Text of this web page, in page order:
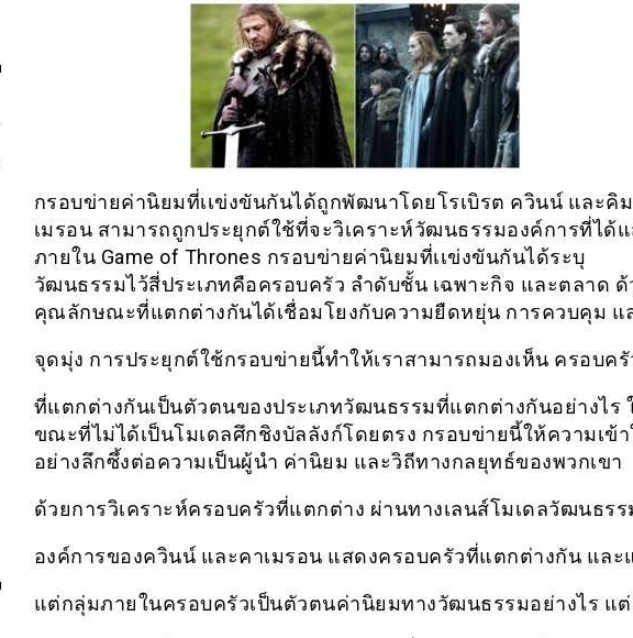
กรอบข่ายค่านิยมที่เเข่งขันกันได้ถูกพัฒนาโดยโรเบิรต ควินน์ และคิ
เมรอน สามารถถูกประยุกต์ใช้ที่จะวิเคราะห์วัฒนธรรมองค์การที่ได้
ภายใน Game of Thrones กรอบข่ายค่านิยมที่เเข่งขันกันได้ระบุ
วัฒนธรรมไว้สี่ประเภทคือครอบครัว ลำดับชั้น เฉพาะกิจ และตลาด ด้
คุณลักษณะที่แตกต่างกันได้เชื่อมโยงกับความยืดหยุ่น การควบคุม แ
จุดมุ่ง การประยุกต์ใช้กรอบข่ายนี้ทำให้เราสามารถมองเห็น ครอบครั
ที่แตกต่างกันเป็นตัวตนของประเภทวัฒนธรรมที่แตกต่างกันอย่างไร
ขณะที่ไม่ได้เป็นโมเดลศึกชิงบัลลังก์โดยตรง กรอบข่ายนี้ให้ความเข้า
อย่างลึกซึ้งต่อความเป็นผู้นำ ค่านิยม และวิถีทางกลยุทธ์ของพวกเขา
ด้วยการวิเคราะห์ครอบครัวที่แตกต่าง ผ่านทางเลนส์โมเดลวัฒนธรร
องค์การของควินน์ และคาเมรอน แสดงครอบครัวที่แตกต่างกัน และ
แต่กลุ่มภายในครอบครัวเป็นตัวตนค่านิยมทางวัฒนธรรมอย่างไร แต่